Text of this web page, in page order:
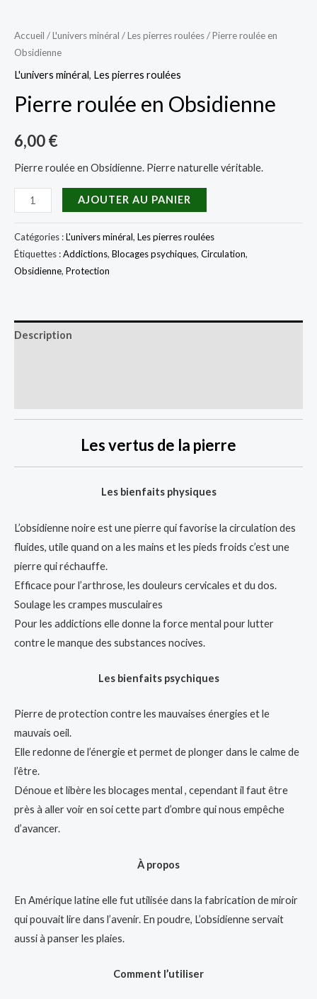
Accueil /L'univers minéral /Les pierres roulées/ Pierre roulée en
Obsidienne
L'univers minéral, Les pierres roulées
Pierre roulée en Obsidienne
6,00€
Pierre roulée en Obsidienne. Pierre naturelle véritable.
quantité
de
Pierre
roulée
en
AJOUTER AU PANIER
Catégories :L'univers minéral, Les pierres roulées
Étiquettes :Addictions, Blocages psychiques, Circulation,
Obsidienne, Protection
Description
Les vertus de la pierre
Les bienfaits physiques
L’obsidienne noire est une pierre qui favorise la circulation des
fluides, utile quand on a les mains et les pieds froids c’est une
pierre qui réchauffe.
Efficace pour l’arthrose, les douleurs cervicales et du dos.
Soulage les crampes musculaires
Pour les addictions elle donne la force mental pour lutter
contre le manque des substances nocives.
Les bienfaits psychiques
Pierre de protection contre les mauvaises énergies et le
mauvais oeil.
Elle redonne de l’énergie et permet de plonger dans le calme de
l’être.
Dénoue et libère les blocages mental , cependant il faut être
près à aller voir en soi cette part d’ombre qui nous empêche
d’avancer.
À propos
En Amérique latine elle fut utilisée dans la fabrication de miroir
qui pouvait lire dans l’avenir. En poudre, L’obsidienne servait
aussi à panser les plaies.
Comment l’utiliser